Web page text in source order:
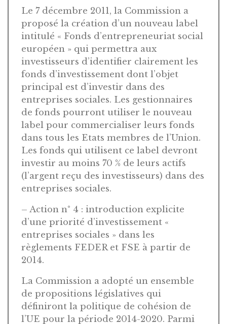
Le 7 décembre 2011, la Commission a
proposé la création d’un nouveau label
intitulé « Fonds d’entrepreneuriat social
européen » qui permettra aux
investisseurs d’identifier clairement les
fonds d’investissement dont l’objet
principal est d’investir dans des
entreprises sociales. Les gestionnaires
de fonds pourront utiliser le nouveau
label pour commercialiser leurs fonds
dans tous les Etats membres de l’Union.
Les fonds qui utilisent ce label devront
investir au moins 70 % de leurs actifs
(l’argent reçu des investisseurs) dans des
entreprises sociales.
– Action n° 4 : introduction explicite
d’une priorité d’investissement «
entreprises sociales » dans les
règlements FEDER et FSE à partir de
2014.
La Commission a adopté un ensemble
de propositions législatives qui
définiront la politique de cohésion de
l’UE pour la période 2014-2020. Parmi